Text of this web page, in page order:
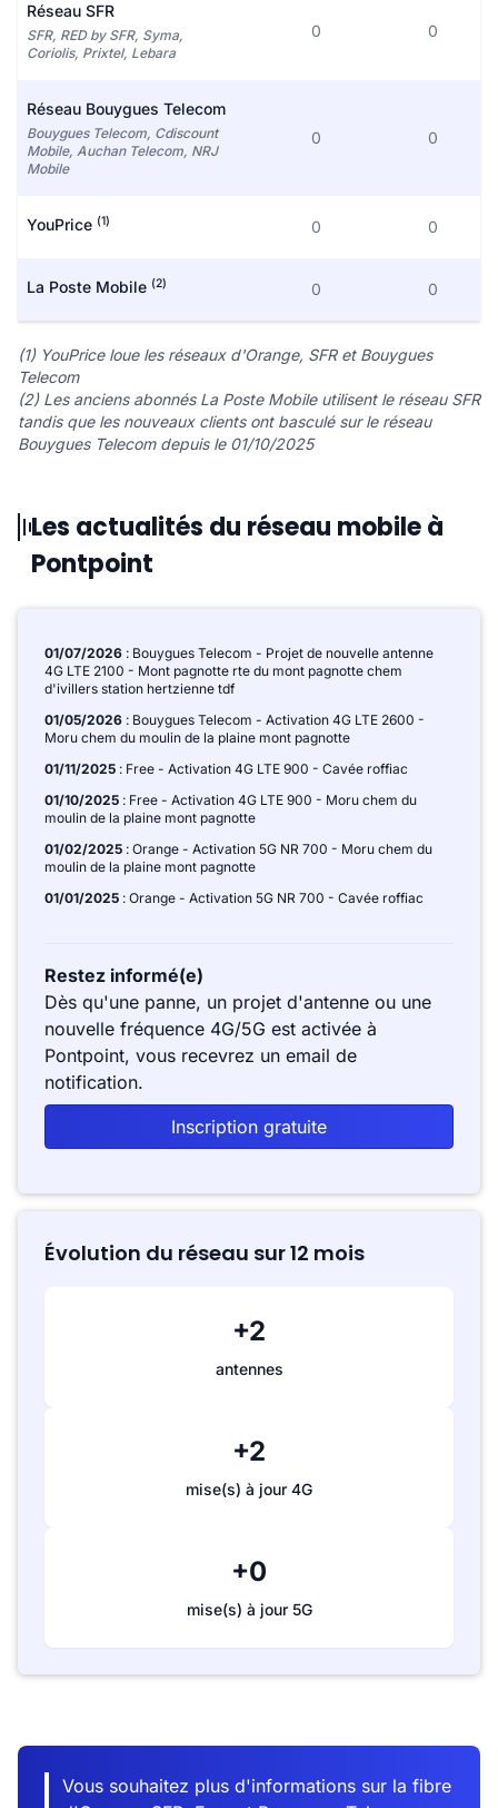
Réseau SFR
SFR, RED by SFR, Syma,
Coriolis, Prixtel, Lebara
0 0
Réseau Bouygues Telecom
Bouygues Telecom, Cdiscount
Mobile, Auchan Telecom, NRJ
Mobile
0 0
YouPrice (1) 0 0
La Poste Mobile (2) 0 0
(1) YouPrice loue les réseaux d'Orange, SFR et Bouygues
Telecom
(2) Les anciens abonnés La Poste Mobile utilisent le réseau SFR
tandis que les nouveaux clients ont basculé sur le réseau
Bouygues Telecom depuis le 01/10/2025
Les actualités du réseau mobile à
Pontpoint
01/07/2026 : Bouygues Telecom - Projet de nouvelle antenne
4G LTE 2100 - Mont pagnotte rte du mont pagnotte chem
d'ivillers station hertzienne tdf
01/05/2026 : Bouygues Telecom - Activation 4G LTE 2600 -
Moru chem du moulin de la plaine mont pagnotte
01/11/2025 : Free - Activation 4G LTE 900 - Cavée roffiac
01/10/2025 : Free - Activation 4G LTE 900 - Moru chem du
moulin de la plaine mont pagnotte
01/02/2025 : Orange - Activation 5G NR 700 - Moru chem du
moulin de la plaine mont pagnotte
01/01/2025 : Orange - Activation 5G NR 700 - Cavée roffiac
Restez informé(e)
Dès qu'une panne, un projet d'antenne ou une
nouvelle fréquence 4G/5G est activée à
Pontpoint, vous recevrez un email de
notification.
Inscription gratuite
Évolution du réseau sur 12 mois
+2
antennes
+2
mise(s) à jour 4G
+0
mise(s) à jour 5G
Vous souhaitez plus d'informations sur la fibre